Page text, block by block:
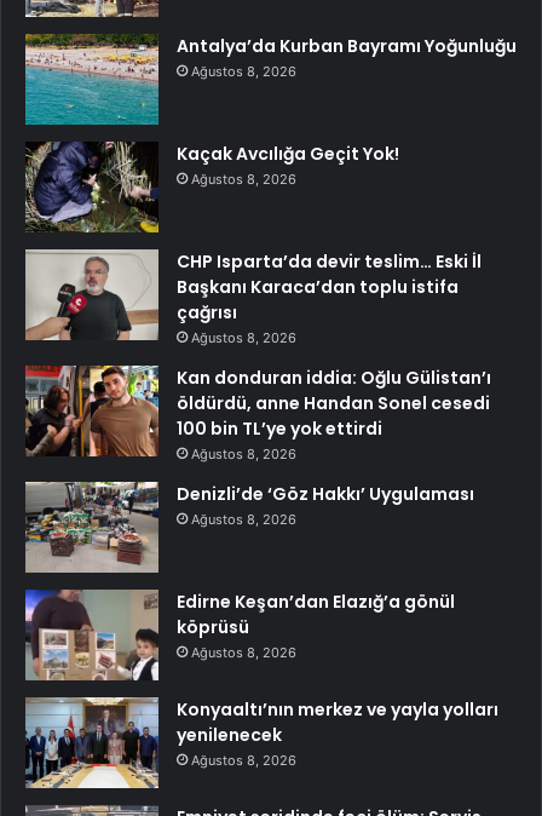
Antalya’da Kurban Bayramı Yoğunluğu
Ağustos 8, 2026
Kaçak Avcılığa Geçit Yok!
Ağustos 8, 2026
CHP Isparta’da devir teslim… Eski İl
Başkanı Karaca’dan toplu istifa
çağrısı
Ağustos 8, 2026
Kan donduran iddia: Oğlu Gülistan’ı
öldürdü, anne Handan Sonel cesedi
100 bin TL’ye yok ettirdi
Ağustos 8, 2026
Denizli’de ‘Göz Hakkı’ Uygulaması
Ağustos 8, 2026
Edirne Keşan’dan Elazığ’a gönül
köprüsü
Ağustos 8, 2026
Konyaaltı’nın merkez ve yayla yolları
yenilenecek
Ağustos 8, 2026